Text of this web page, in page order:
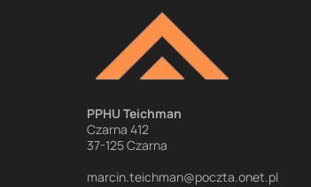
PPHU Teichman
Czarna 412
37-125 Czarna
marcin.teichman@poczta.onet.pl